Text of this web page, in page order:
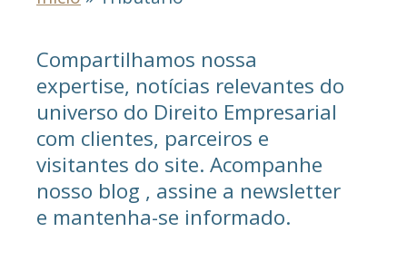
Compartilhamos nossa
expertise, notícias relevantes do
universo do Direito Empresarial
com clientes, parceiros e
visitantes do site. Acompanhe
nosso blog , assine a newsletter
e mantenha-se informado.